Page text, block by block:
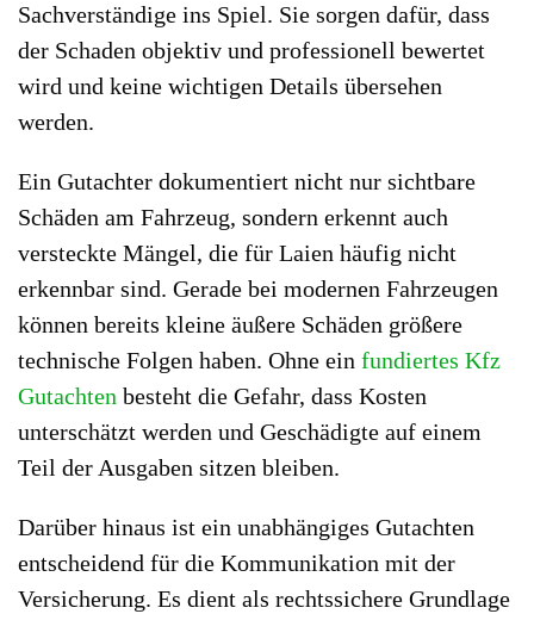
Sachverständige ins Spiel. Sie sorgen dafür, dass
der Schaden objektiv und professionell bewertet
wird und keine wichtigen Details übersehen
werden.
Ein Gutachter dokumentiert nicht nur sichtbare
Schäden am Fahrzeug, sondern erkennt auch
versteckte Mängel, die für Laien häufig nicht
erkennbar sind. Gerade bei modernen Fahrzeugen
können bereits kleine äußere Schäden größere
technische Folgen haben. Ohne ein fundiertes Kfz
Gutachten besteht die Gefahr, dass Kosten
unterschätzt werden und Geschädigte auf einem
Teil der Ausgaben sitzen bleiben.
Darüber hinaus ist ein unabhängiges Gutachten
entscheidend für die Kommunikation mit der
Versicherung. Es dient als rechtssichere Grundlage